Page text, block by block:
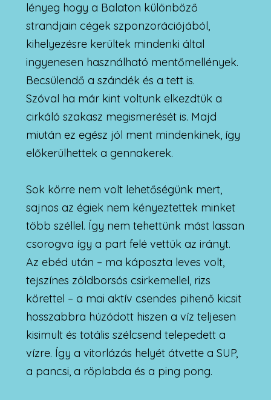
lényeg hogy a Balaton különböző
strandjain cégek szponzorációjából,
kihelyezésre kerültek mindenki által
ingyenesen használható mentőmellények.
Becsülendő a szándék és a tett is.
Szóval ha már kint voltunk elkezdtük a
cirkáló szakasz megismerését is. Majd
miután ez egész jól ment mindenkinek, így
előkerülhettek a gennakerek.
Sok körre nem volt lehetőségünk mert,
sajnos az égiek nem kényeztettek minket
több széllel. Így nem tehettünk mást lassan
csorogva így a part felé vettük az irányt.
Az ebéd után – ma káposzta leves volt,
tejszínes zöldborsós csirkemellel, rizs
körettel – a mai aktív csendes pihenő kicsit
hosszabbra húzódott hiszen a víz teljesen
kisimult és totális szélcsend telepedett a
vízre. Így a vitorlázás helyét átvette a SUP,
a pancsi, a röplabda és a ping pong.